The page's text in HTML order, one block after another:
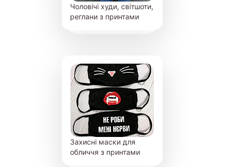
Чоловічі худи, світшоти,
реглани з принтами
Захисні маски для
обличчя з принтами